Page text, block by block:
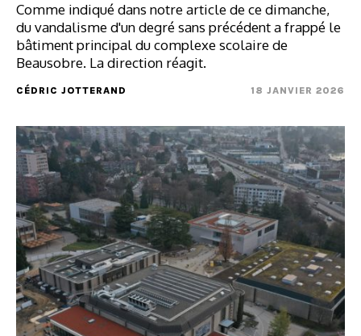
Comme indiqué dans notre article de ce dimanche,
du vandalisme d'un degré sans précédent a frappé le
bâtiment principal du complexe scolaire de
Beausobre. La direction réagit.
CÉDRIC JOTTERAND 18 JANVIER 2026